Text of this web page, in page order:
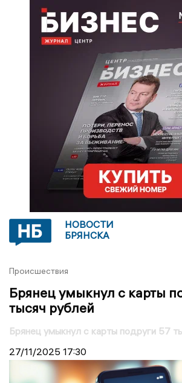
НОВОСТИ
БРЯНСКА
Происшествия
Брянец умыкнул с карты
тысяч рублей
Брянец умыкнул с карты подруги 57
27/11/2025 17:30